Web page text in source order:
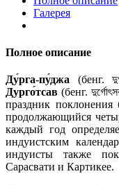
Галерея
Полное описание
Ду́рга-пу́джа (бенг.
Дурго́тсав (бенг.
праздник
продолжающийся
каждый год
индуистским
индуисты также
Сарасвати и Картикее.